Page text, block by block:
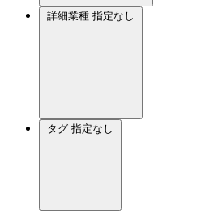
詳細業種 指定なし
タグ 指定なし